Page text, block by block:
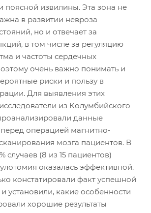
поясной извилины. Эта зона не
в развитии невроза
но и отвечает за
в том числе за регуляцию
и частоты сердечных
очень важно понимать и
риски и пользу в
Для выявления этих
из Колумбийского
данные
операцией магнитно-
мозга пациентов. В
случаев (8 из 15 пациентов)
оказалась эффективной.
констатировали факт успешной
установили, какие особенности
хорошие результаты